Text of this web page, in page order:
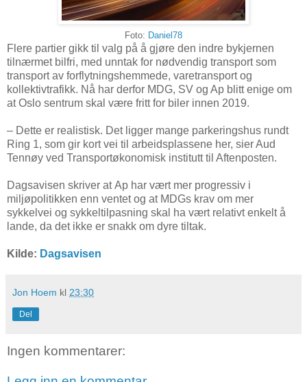
Foto: Daniel78
Flere partier gikk til valg på å gjøre den indre bykjernen
tilnærmet bilfri, med unntak for nødvendig transport som
transport av forflytningshemmede, varetransport og
kollektivtrafikk. Nå har derfor MDG, SV og Ap blitt enige om
at Oslo sentrum skal være fritt for biler innen 2019.
– Dette er realistisk. Det ligger mange parkeringshus rundt
Ring 1, som gir kort vei til arbeidsplassene her, sier Aud
Tennøy ved Transportøkonomisk institutt til Aftenposten.
Dagsavisen skriver at Ap har vært mer progressiv i
miljøpolitikken enn ventet og at MDGs krav om mer
sykkelvei og sykkeltilpasning skal ha vært relativt enkelt å
lande, da det ikke er snakk om dyre tiltak.
Kilde: Dagsavisen
Jon Hoem kl 23:30
Del
Ingen kommentarer: